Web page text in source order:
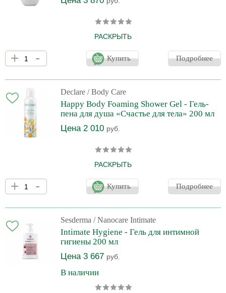
РАСКРЫТЬ
СПА-антистрессовая формула, основанная на натуральных
растительных увлажняющих экстрактах. Способствует
длительному увлажнению и питанию кожи рук и тела. Аромат
парабенов.
+ - Купить Подробнее
Declare / Body Care
Happy Body Foaming Shower Gel - Гель-
пена для душа «Счастье для тела» 200 мл
Цена 2 010 руб.
РАСКРЫТЬ
Питательный гель для душа трансформируется в густую пену и
обеспечивает деликатное очищение, оказывая смягчающее
воздействие на кожу. Воздушная текстура способствует
обеспечивая ощущение комфорта на весь день. Обладая
освежающим, цитрусовым ароматом, новый лимитированный
дуэт средств Happy Body превратит Ваш ежедневный уход за
телом в завораживающую арома-процедуру!
+ - Купить Подробнее
Sesderma / Nanocare Intimate
Intimate Hygiene - Гель для интимной
гигиены 200 мл
Цена 3 667 руб.
В наличии